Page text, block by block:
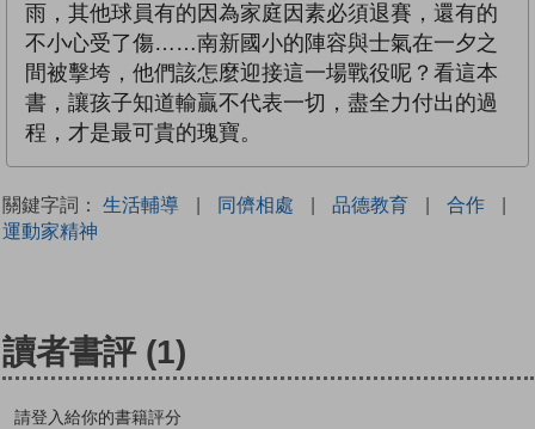
雨，其他球員有的因為家庭因素必須退賽，還有的
不小心受了傷……南新國小的陣容與士氣在一夕之
間被擊垮，他們該怎麼迎接這一場戰役呢？看這本
書，讓孩子知道輸贏不代表一切，盡全力付出的過
程，才是最可貴的瑰寶。
關鍵字詞： 生活輔導 | 同儕相處 | 品德教育 | 合作
|
運動家精神
讀者書評 (1)
請登入給你的書籍評分